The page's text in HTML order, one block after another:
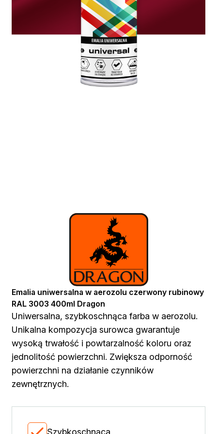
Izolacje i impregnaty budowlane
Impregnaty specjalistyczne
Impregnaty do drewna konstrukcyjnego
Przygotowanie do malowania
Masy szpachlowe budowlane
Farby żaroodporne
Chemia gospodarcza
Chemia motoryzacyjna
Zmywacze
Produkty do reperacji nadwozi
Szpachlówki
Artykuły sezonowe
Akcja zima
Paliwa specjalistyczne
Produkty według zadania
Klejenie i uszczelnianie
Kleje montażowe
Kleje specjalistyczne
Kleje do drewna
Emalia uniwersalna w aerozolu czerwony rubinowy
RAL 3003 400ml Dragon
Uniwersalna, szybkoschnąca farba w aerozolu.
Unikalna kompozycja surowca gwarantuje
wysoką trwałość i powtarzalność koloru oraz
jednolitość powierzchni. Zwiększa odporność
powierzchni na działanie czynników
zewnętrznych.